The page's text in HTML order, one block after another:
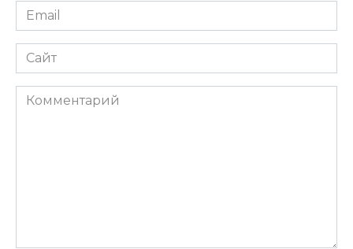
Email
*
Сайт
Комментарий